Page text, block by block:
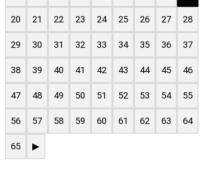
20 21 22 23 24 25 26 27 28
29 30 31 32 33 34 35 36 37
38 39 40 41 42 43 44 45 46
47 48 49 50 51 52 53 54 55
56 57 58 59 60 61 62 63 64
65 ▶